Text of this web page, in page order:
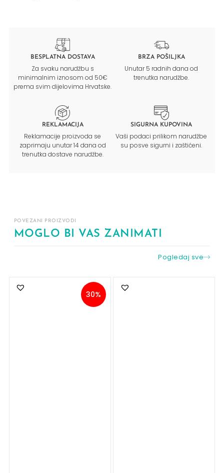
BESPLATNA DOSTAVA
Za svaku narudžbu s
minimalnim iznosom od 50€
prema svim dijelovima Hrvatske.
BRZA POŠILJKA
Unutar 5 radnih dana od
trenutka narudžbe.
REKLAMACIJA
Reklamacije proizvoda se
zaprimaju unutar 14 dana od
trenutka dostave narudžbe.
SIGURNA KUPOVINA
Vaši podaci prilikom narudžbe
su posve sigurni i zaštićeni.
POVEZANI PROIZVODI
MOGLO BI VAS ZANIMATI
Pogledaj sve
30%